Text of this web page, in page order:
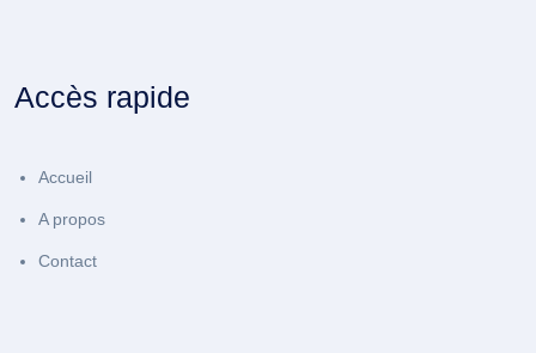
Accès rapide
Accueil
A propos
Contact